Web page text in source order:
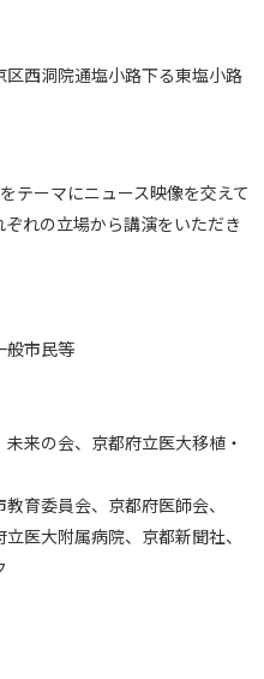
西洞院通塩小路下る東塩小路
テーマにニュース映像を交えて
れの立場から講演をいただき
般市民等
来の会、京都府立医大移植・
育委員会、京都府医師会、
医大附属病院、京都新聞社、